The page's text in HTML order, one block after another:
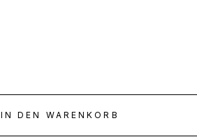
IN DEN WARENKORB